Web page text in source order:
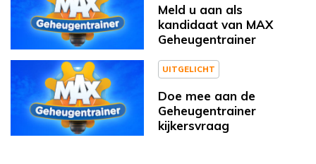
Meld u aan als
kandidaat van MAX
Geheugentrainer
UITGELICHT
Doe mee aan de
Geheugentrainer
kijkersvraag